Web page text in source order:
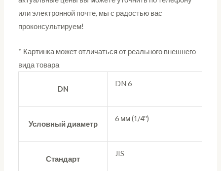
или электронной почте, мы с радостью вас
проконсультируем!
* Картинка может отличаться от реального внешнего
вида товара
DN
DN 6
Условный диаметр
6 мм (1/4'')
Стандарт
JIS